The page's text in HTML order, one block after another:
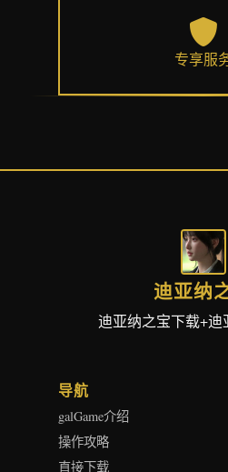
专享服
迪亚纳
迪亚纳之宝下载+迪
导航
galGame介绍
操作攻略
直接下载